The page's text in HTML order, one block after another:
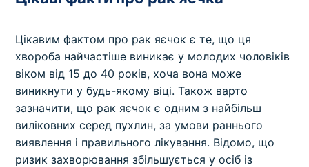
Цікавим фактом про рак яєчок є те, що ця
хвороба найчастіше виникає у молодих чоловіків
віком від 15 до 40 років, хоча вона може
виникнути у будь-якому віці. Також варто
зазначити, що рак яєчок є одним з найбільш
виліковних серед пухлин, за умови раннього
виявлення і правильного лікування. Відомо, що
ризик захворювання збільшується у осіб із